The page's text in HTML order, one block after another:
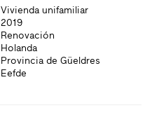
Vivienda unifamiliar
2019
Renovación
Holanda
Provincia de Güeldres
Eefde